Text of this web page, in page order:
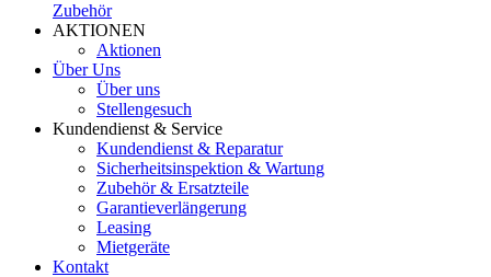
Zubehör
AKTIONEN
Aktionen
Über Uns
Über uns
Stellengesuch
Kundendienst & Service
Kundendienst & Reparatur
Sicherheitsinspektion & Wartung
Zubehör & Ersatzteile
Garantieverlängerung
Leasing
Mietgeräte
Kontakt